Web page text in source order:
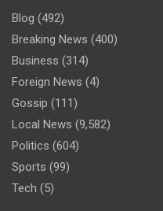
Blog (492)
Breaking News (400)
Business (314)
Foreign News (4)
Gossip (111)
Local News (9,582)
Politics (604)
Sports (99)
Tech (5)